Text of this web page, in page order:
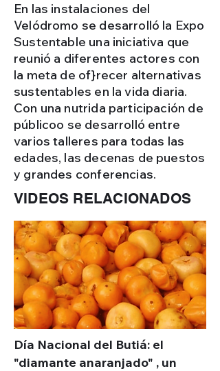
En las instalaciones del
Velódromo se desarrolló la Expo
Sustentable una iniciativa que
reunió a diferentes actores con
la meta de of}recer alternativas
sustentables en la vida diaria.
Con una nutrida participación de
públicoo se desarrolló entre
varios talleres para todas las
edades, las decenas de puestos
y grandes conferencias.
VIDEOS RELACIONADOS
Día Nacional del Butiá: el
"diamante anaranjado" , un